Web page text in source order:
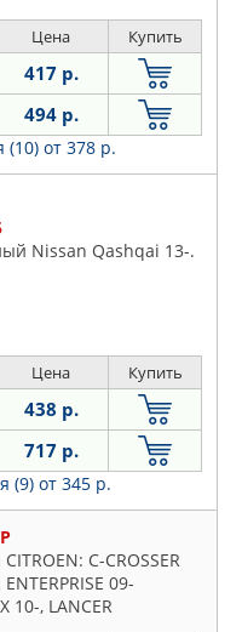
Цена Купить
417 р.
494 р.
(10) от 378 р.
Nissan Qashqai 13-.
Цена Купить
438 р.
717 р.
(9) от 345 р.
C-CROSSER
09-
10-, LANCER